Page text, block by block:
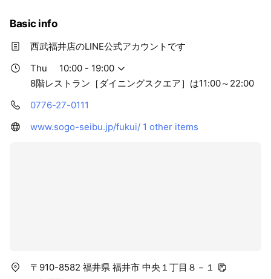
Basic info
西武福井店のLINE公式アカウントです
Thu
10:00 - 19:00
8階レストラン［ダイニングスクエア］は11:00～22:00
0776-27-0111
www.sogo-seibu.jp/fukui/ 1 other items
〒910-8582 福井県 福井市 中央１丁目８－１